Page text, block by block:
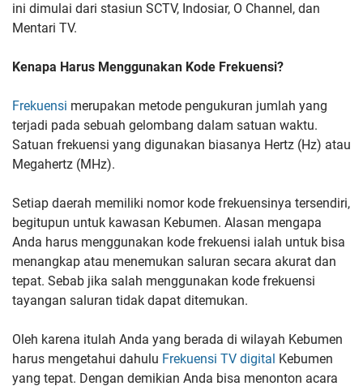
ini dimulai dari stasiun SCTV, Indosiar, O Channel, dan
Mentari TV.
Kenapa Harus Menggunakan Kode Frekuensi?
Frekuensi merupakan metode pengukuran jumlah yang
terjadi pada sebuah gelombang dalam satuan waktu.
Satuan frekuensi yang digunakan biasanya Hertz (Hz) atau
Megahertz (MHz).
Setiap daerah memiliki nomor kode frekuensinya tersendiri,
begitupun untuk kawasan Kebumen. Alasan mengapa
Anda harus menggunakan kode frekuensi ialah untuk bisa
menangkap atau menemukan saluran secara akurat dan
tepat. Sebab jika salah menggunakan kode frekuensi
tayangan saluran tidak dapat ditemukan.
Oleh karena itulah Anda yang berada di wilayah Kebumen
harus mengetahui dahulu Frekuensi TV digital Kebumen
yang tepat. Dengan demikian Anda bisa menonton acara